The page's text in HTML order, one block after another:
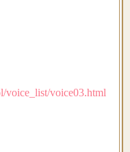
voice_list/voice03.html